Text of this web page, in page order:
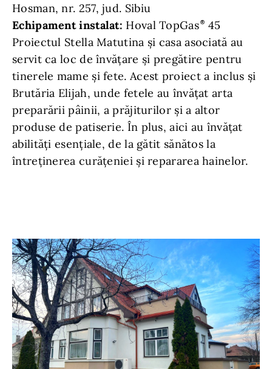
Hosman, nr. 257, jud. Sibiu
Echipament instalat: Hoval TopGas
45
Proiectul Stella Matutina și casa asociată au
servit ca loc de învățare și pregătire pentru
tinerele mame și fete. Acest proiect a inclus și
Brutăria Elijah, unde fetele au învățat arta
preparării pâinii, a prăjiturilor și a altor
produse de patiserie. În plus, aici au învățat
abilități esențiale, de la gătit sănătos la
întreținerea curățeniei și repararea hainelor.